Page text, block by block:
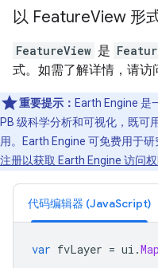
以 FeatureView 形
FeatureView 是
式。如需了解详情，请访
重要提示： Earth Engine 是
PB 级科学分析和可视化，既可
用。Earth Engine 可免费用于
注册以获取 Earth Engine 访问
代码编辑器 (JavaScript)
var fvLayer = ui .Map